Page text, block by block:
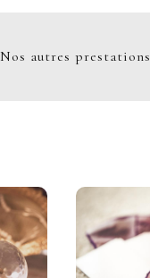
Nos autres prestations